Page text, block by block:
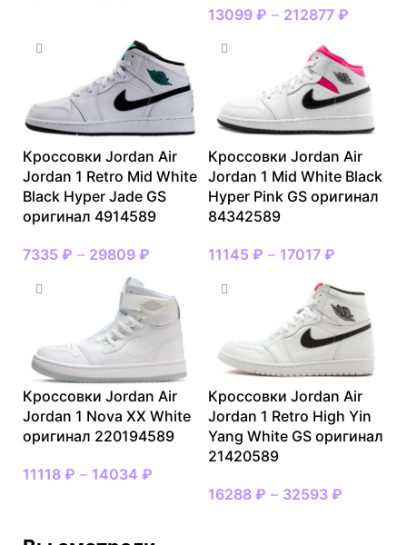
13099 ₽ – 212877 ₽
Кроссовки Jordan Air
Jordan 1 Retro Mid White
Black Hyper Jade GS
оригинал 4914589
7335 ₽ – 29809 ₽
Кроссовки Jordan Air
Jordan 1 Mid White Black
Hyper Pink GS оригинал
84342589
11145 ₽ – 17017 ₽
Кроссовки Jordan Air
Jordan 1 Nova XX White
оригинал 220194589
11118 ₽ – 14034 ₽
Кроссовки Jordan Air
Jordan 1 Retro High Yin
Yang White GS оригинал
21420589
16288 ₽ – 32593 ₽